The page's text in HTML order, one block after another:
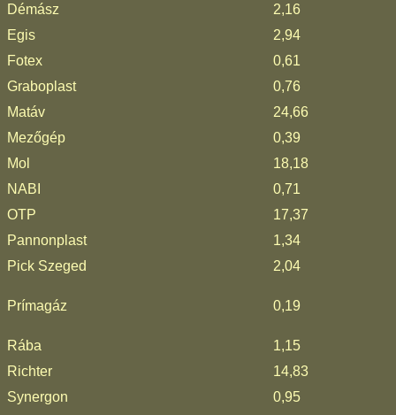
Démász
2,16
Egis
2,94
Fotex
0,61
Graboplast
0,76
Matáv
24,66
Mezőgép
0,39
Mol
18,18
NABI
0,71
OTP
17,37
Pannonplast
1,34
Pick Szeged
2,04
Prímagáz 0,19
Rába
1,15
Richter
14,83
Synergon
0,95